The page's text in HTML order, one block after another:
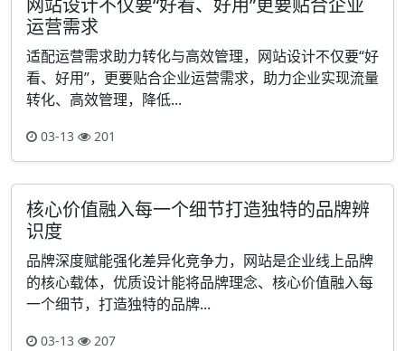
网站设计不仅要“好看、好用”更要贴合企业
运营需求
适配运营需求助力转化与高效管理，网站设计不仅要“好
看、好用”，更要贴合企业运营需求，助力企业实现流量
转化、高效管理，降低...
03-13 201
核心价值融入每一个细节打造独特的品牌辨
识度
品牌深度赋能强化差异化竞争力，网站是企业线上品牌
的核心载体，优质设计能将品牌理念、核心价值融入每
一个细节，打造独特的品牌...
03-13 207